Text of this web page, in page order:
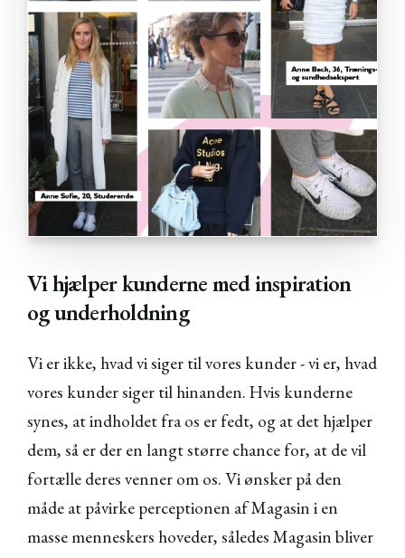
Vi hjælper kunderne med inspiration
og underholdning
Vi er ikke, hvad vi siger til vores kunder - vi er, hvad
vores kunder siger til hinanden. Hvis kunderne
synes, at indholdet fra os er fedt, og at det hjælper
dem, så er der en langt større chance for, at de vil
fortælle deres venner om os. Vi ønsker på den
måde at påvirke perceptionen af Magasin i en
masse menneskers hoveder, således Magasin bliver